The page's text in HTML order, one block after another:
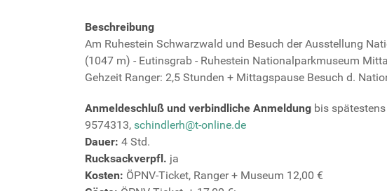
Beschreibung
Am Ruhestein Schwarzwald und Besuch der Ausstellung
(1047 m) - Eutinsgrab - Ruhestein Nationalparkmuseum
Gehzeit Ranger: 2,5 Stunden + Mittagspause Besuch d.
Anmeldeschluß und verbindliche Anmeldung bis
9574313, schindlerh@t-online.de
Dauer: 4 Std.
Rucksackverpfl. ja
Kosten: ÖPNV-Ticket, Ranger + Museum 12,00 €